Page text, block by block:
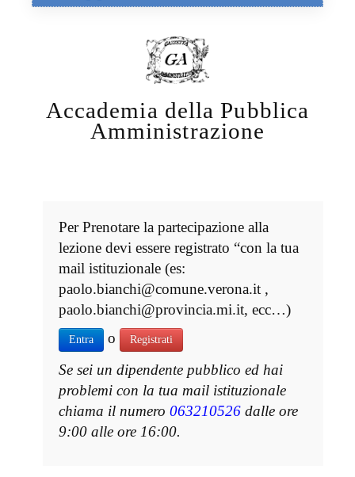
Accademia della Pubblica
Amministrazione
Per Prenotare la partecipazione alla
lezione devi essere registrato “con la tua
mail istituzionale (es:
paolo.bianchi@comune.verona.it ,
paolo.bianchi@provincia.mi.it, ecc…)
Entra o Registrati
Se sei un dipendente pubblico ed hai
problemi con la tua mail istituzionale
chiama il numero 063210526 dalle ore
9:00 alle ore 16:00.